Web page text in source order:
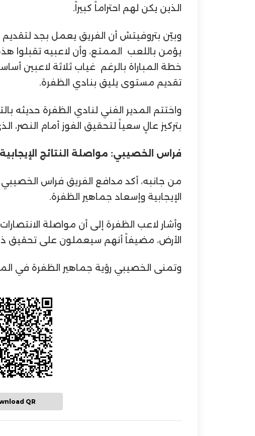
الذين يكن لهم احتراماً كبيراً.
وبيّن بتروفيتش أن الفريق يعمل بجد
يؤمن باللعب الممتع، وأن لاعبيه تقبلوا
خطة المباراة بالرغم غياب ثلاثة لاعبين
تقديم مستوى يليق بنادي الظفرة.
واختتم المدير الفني لنادي الظفرة حديثه
بتركيز عالٍ سعياً لتحقيق الفوز أمام النصر،
فراس الخصيبي: مواصلة النتائج
من جانبه، أكد مدافع الفريق فراس الخصيبي
الإيجابية وإسعاد جماهير الظفرة.
وأشار لاعب الظفرة إلى أن مواصلة
الأرض، مضيفاً أنهم سيعملون على تحقيق
وتمنى الخصيبي رؤية جماهير الظفرة في
QR